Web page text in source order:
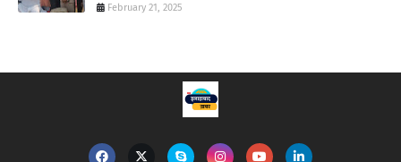
February 21, 2025